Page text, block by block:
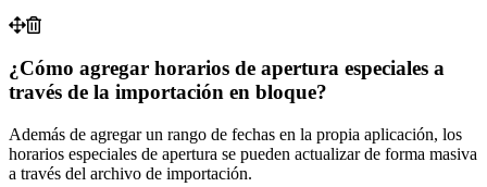
¿Cómo agregar horarios de apertura especiales a
través de la importación en bloque?
Además de agregar un rango de fechas en la propia aplicación, los
horarios especiales de apertura se pueden actualizar de forma masiva
a través del archivo de importación.